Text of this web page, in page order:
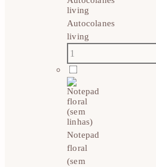
Autocolanes
living
Notepad
floral
(sem